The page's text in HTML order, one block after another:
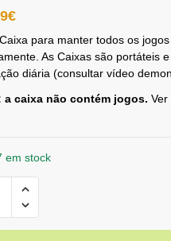
€
para manter todos os
As Caixas são portáteis
diária (consultar vídeo
a caixa não contém jogos. Ver
em stock